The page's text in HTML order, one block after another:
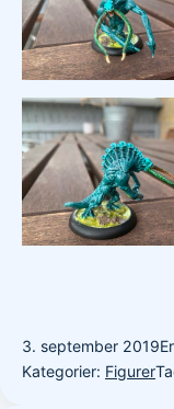
3. september 2019
Kategorier: Figurer